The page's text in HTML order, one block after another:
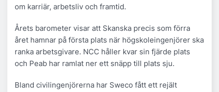
om karriär, arbetsliv och framtid.
Årets barometer visar att Skanska precis som förra
året hamnar på första plats när högskoleingenjörer ska
ranka arbetsgivare. NCC håller kvar sin fjärde plats
och Peab har ramlat ner ett snäpp till plats sju.
Bland civilingenjörerna har Sweco fått ett rejält